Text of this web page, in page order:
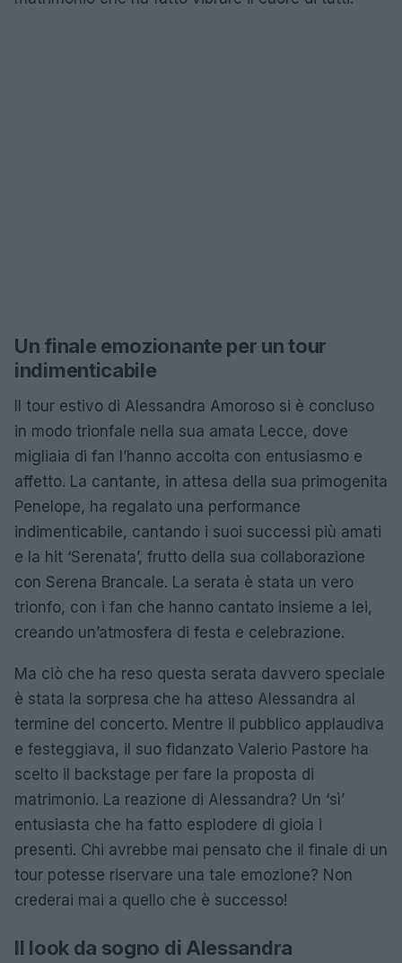
Un finale emozionante per un tour
indimenticabile
Il tour estivo di Alessandra Amoroso si è concluso
in modo trionfale nella sua amata Lecce, dove
migliaia di fan l’hanno accolta con entusiasmo e
affetto. La cantante, in attesa della sua primogenita
Penelope, ha regalato una performance
indimenticabile, cantando i suoi successi più amati
e la hit ‘Serenata’, frutto della sua collaborazione
con Serena Brancale. La serata è stata un vero
trionfo, con i fan che hanno cantato insieme a lei,
creando un’atmosfera di festa e celebrazione.
Ma ciò che ha reso questa serata davvero speciale
è stata la sorpresa che ha atteso Alessandra al
termine del concerto. Mentre il pubblico applaudiva
e festeggiava, il suo fidanzato Valerio Pastore ha
scelto il backstage per fare la proposta di
matrimonio. La reazione di Alessandra? Un ‘sì’
entusiasta che ha fatto esplodere di gioia i
presenti. Chi avrebbe mai pensato che il finale di un
tour potesse riservare una tale emozione? Non
crederai mai a quello che è successo!
Il look da sogno di Alessandra